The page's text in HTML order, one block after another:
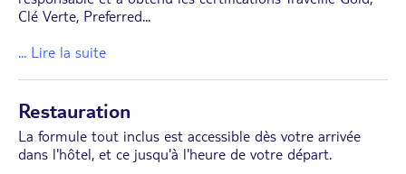
Clé Verte, Preferred...
... Lire la suite
Restauration
La formule tout inclus est accessible dès votre arrivée
dans l'hôtel, et ce jusqu'à l'heure de votre départ.